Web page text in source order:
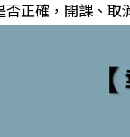
正確，開課、